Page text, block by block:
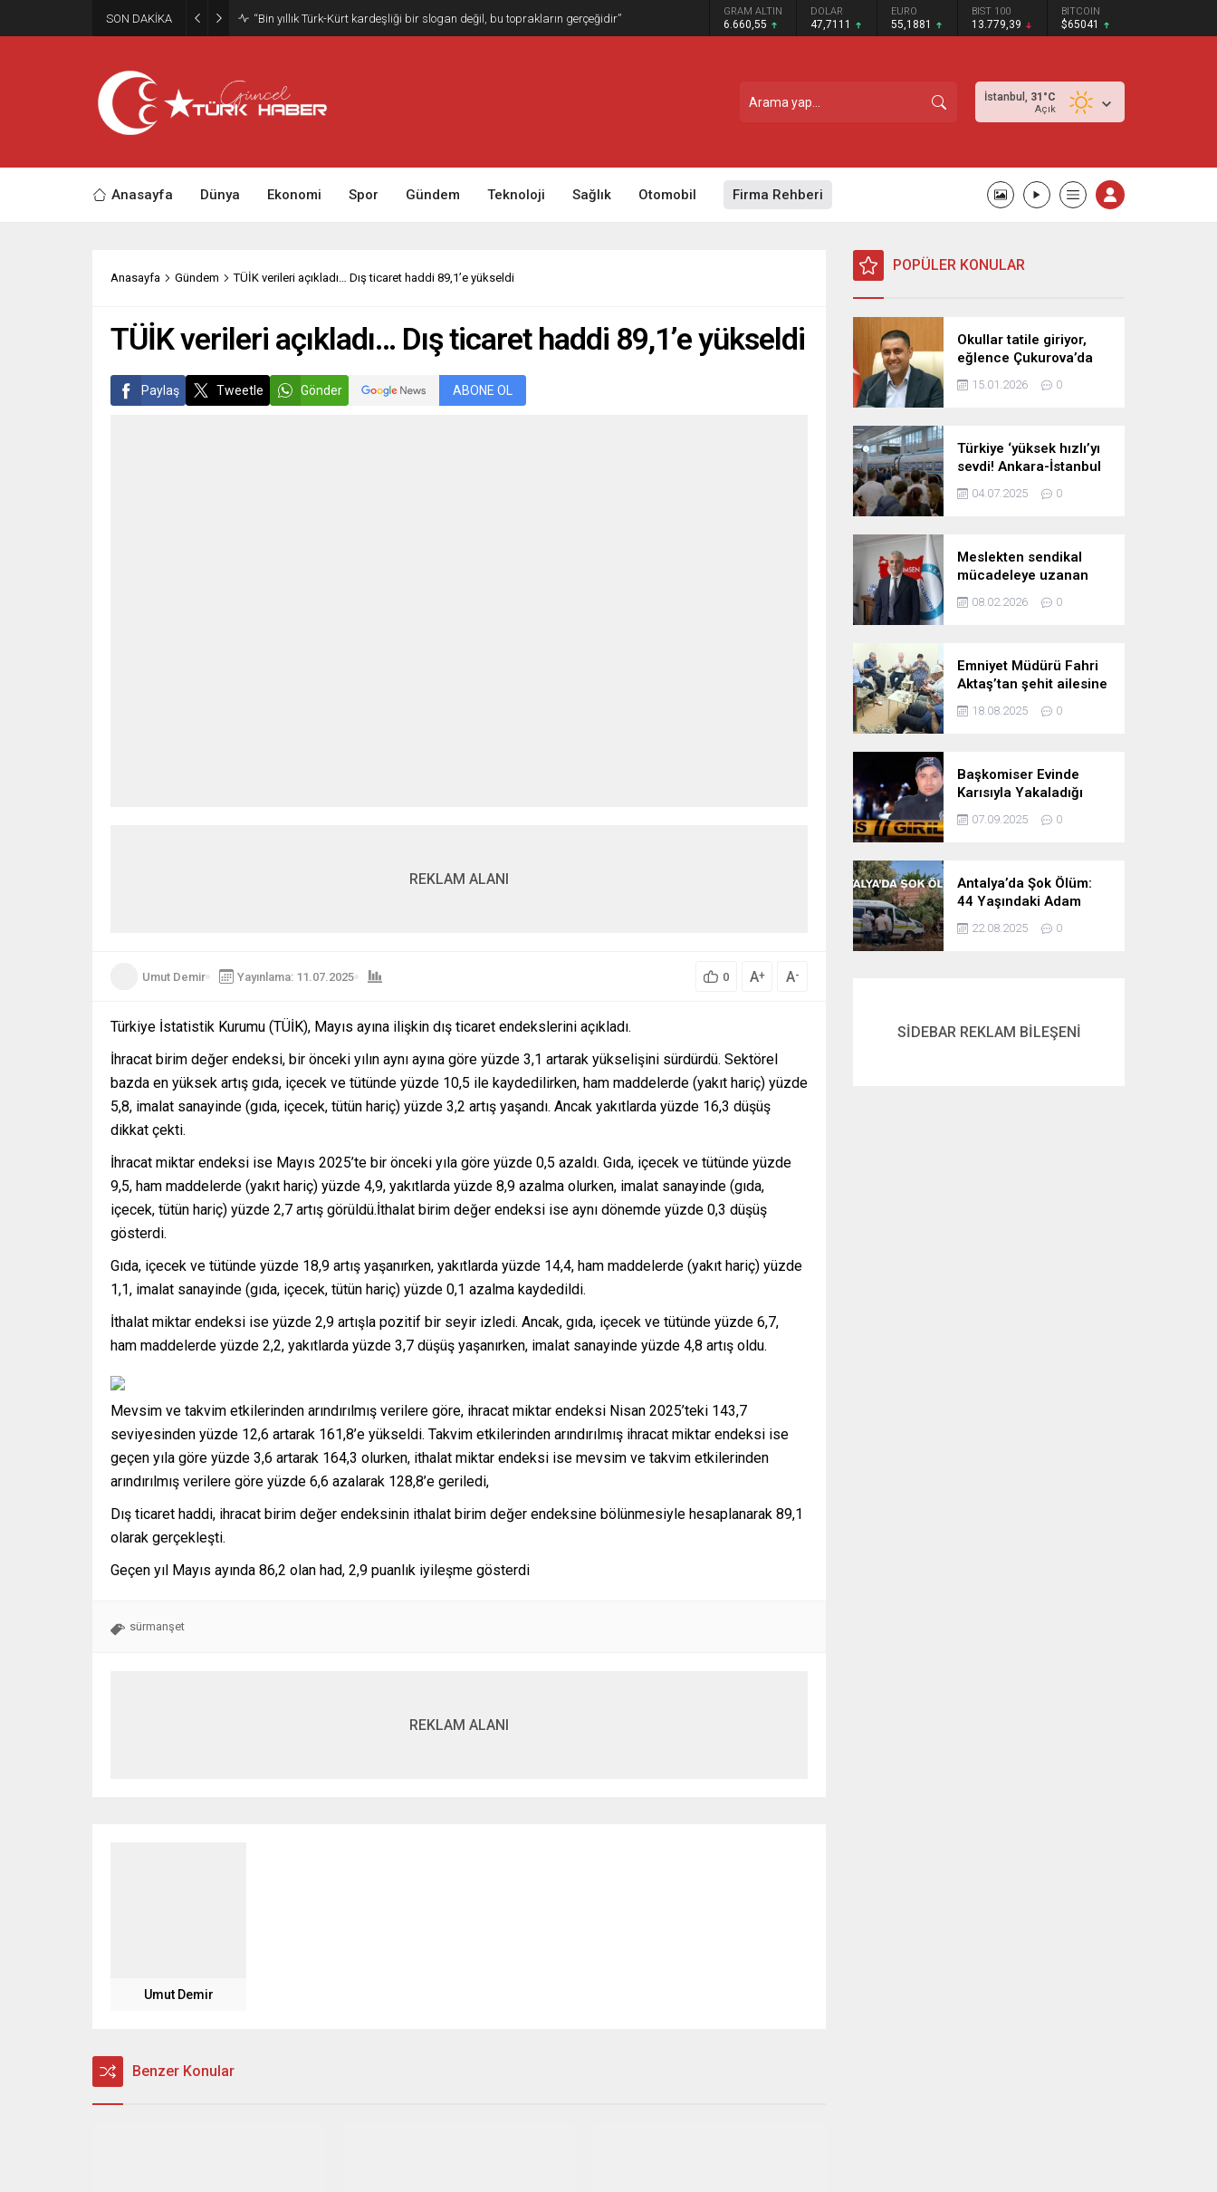
SON DAKİKA Trabzonspor’da kombine satışlarında tarihi rekor GRAM ALTIN
6.660,55
DOLAR
47,7111
EURO
55,1881
BIST 100
13.779,39
BITCOIN
$65041
İstanbul, 31 °C
Açık
Anasayfa Dünya Ekonomi Spor Gündem Teknoloji Sağlık Otomobil Firma Rehberi
Anasayfa Gündem TÜİK verileri açıkladı… Dış ticaret haddi 89,1’e yükseldi
TÜİK verileri açıkladı… Dış ticaret haddi 89,1’e yükseldi
Paylaş Tweetle Gönder ABONE OL
REKLAM ALANI
Umut Demir Yayınlama: 11.07.2025 0 A+ A-
Türkiye İstatistik Kurumu (TÜİK), Mayıs ayına ilişkin dış ticaret endekslerini açıkladı.
İhracat birim değer endeksi, bir önceki yılın aynı ayına göre yüzde 3,1 artarak yükselişini sürdürdü. Sektörel
bazda en yüksek artış gıda, içecek ve tütünde yüzde 10,5 ile kaydedilirken, ham maddelerde (yakıt hariç) yüzde
5,8, imalat sanayinde (gıda, içecek, tütün hariç) yüzde 3,2 artış yaşandı. Ancak yakıtlarda yüzde 16,3 düşüş
dikkat çekti.
İhracat miktar endeksi ise Mayıs 2025’te bir önceki yıla göre yüzde 0,5 azaldı. Gıda, içecek ve tütünde yüzde
9,5, ham maddelerde (yakıt hariç) yüzde 4,9, yakıtlarda yüzde 8,9 azalma olurken, imalat sanayinde (gıda,
içecek, tütün hariç) yüzde 2,7 artış görüldü.İthalat birim değer endeksi ise aynı dönemde yüzde 0,3 düşüş
gösterdi.
Gıda, içecek ve tütünde yüzde 18,9 artış yaşanırken, yakıtlarda yüzde 14,4, ham maddelerde (yakıt hariç) yüzde
1,1, imalat sanayinde (gıda, içecek, tütün hariç) yüzde 0,1 azalma kaydedildi.
İthalat miktar endeksi ise yüzde 2,9 artışla pozitif bir seyir izledi. Ancak, gıda, içecek ve tütünde yüzde 6,7,
ham maddelerde yüzde 2,2, yakıtlarda yüzde 3,7 düşüş yaşanırken, imalat sanayinde yüzde 4,8 artış oldu.
Mevsim ve takvim etkilerinden arındırılmış verilere göre, ihracat miktar endeksi Nisan 2025’teki 143,7
seviyesinden yüzde 12,6 artarak 161,8’e yükseldi. Takvim etkilerinden arındırılmış ihracat miktar endeksi ise
geçen yıla göre yüzde 3,6 artarak 164,3 olurken, ithalat miktar endeksi ise mevsim ve takvim etkilerinden
arındırılmış verilere göre yüzde 6,6 azalarak 128,8’e geriledi,
Dış ticaret haddi, ihracat birim değer endeksinin ithalat birim değer endeksine bölünmesiyle hesaplanarak 89,1
olarak gerçekleşti.
Geçen yıl Mayıs ayında 86,2 olan had, 2,9 puanlık iyileşme gösterdi
sürmanşet
REKLAM ALANI
Umut Demir
Benzer Konular
POPÜLER KONULAR
Okullar tatile giriyor,
eğlence Çukurova’da
başlıyor!
15.01.2026 0
Türkiye ‘yüksek hızlı’yı
sevdi! Ankara-İstanbul
hattı 38 milyonu taşıdı
04.07.2025 0
Meslekten sendikal
mücadeleye uzanan
yol: Uzm. Dr. Adil
Kurban – Birlik Haber
08.02.2026 0
Emniyet Müdürü Fahri
Aktaş’tan şehit ailesine
vefa ziyareti
18.08.2025 0
Başkomiser Evinde
Karısıyla Yakaladığı
Jandarma Personelini
Öldürdü
07.09.2025 0
Antalya’da Şok Ölüm:
44 Yaşındaki Adam
Evinde Ölü Bulundu
22.08.2025 0
SİDEBAR REKLAM BİLEŞENİ